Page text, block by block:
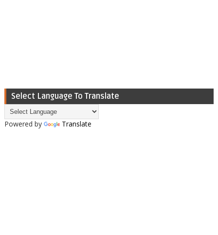
Select Language To Translate
Powered by Translate